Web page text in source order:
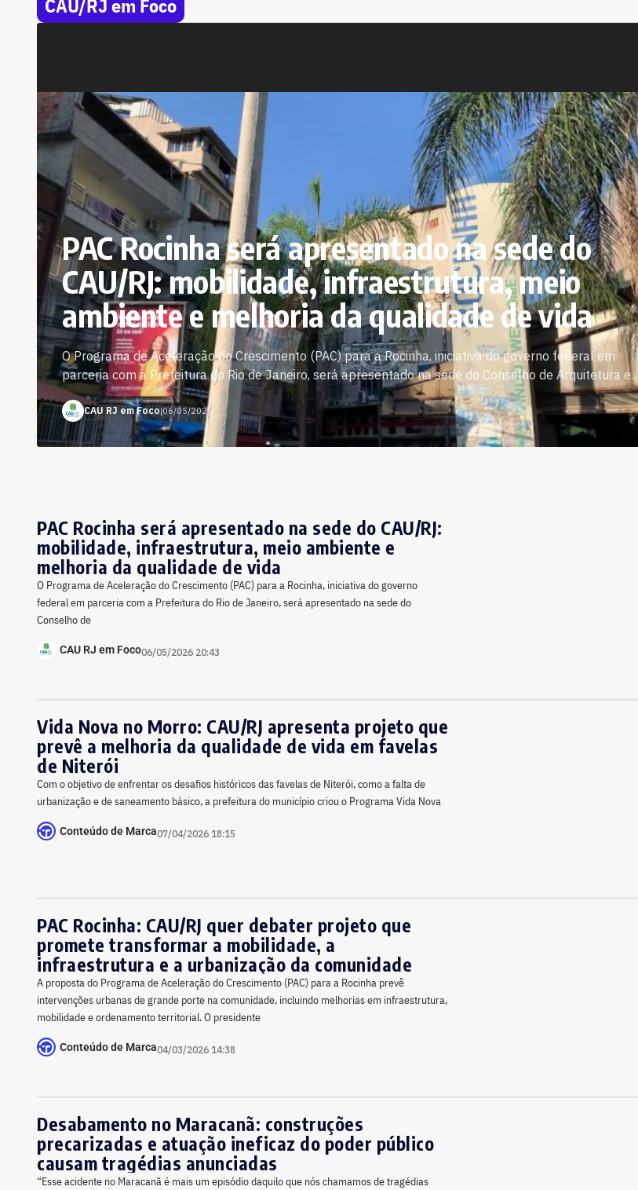
CAU/RJ em Foco
PAC Rocinha será apresentado na sede do
CAU/RJ: mobilidade, infraestrutura, meio
ambiente e melhoria da qualidade de vida
O Programa de Aceleração do Crescimento (PAC) para a Rocinha, iniciativa do governo federal em
parceria com a Prefeitura do Rio de Janeiro, será apresentado na sede do Conselho de Arquitetura e...
CAU RJ em Foco|06/05/2026
PAC Rocinha será apresentado na sede do CAU/RJ:
mobilidade, infraestrutura, meio ambiente e
melhoria da qualidade de vida
O Programa de Aceleração do Crescimento (PAC) para a Rocinha, iniciativa do governo
federal em parceria com a Prefeitura do Rio de Janeiro, será apresentado na sede do
Conselho de
CAU RJ em Foco06/05/2026 20:43
Vida Nova no Morro: CAU/RJ apresenta projeto que
prevê a melhoria da qualidade de vida em favelas
de Niterói
Com o objetivo de enfrentar os desafios históricos das favelas de Niterói, como a falta de
urbanização e de saneamento básico, a prefeitura do município criou o Programa Vida Nova
Conteúdo de Marca07/04/2026 18:15
PAC Rocinha: CAU/RJ quer debater projeto que
promete transformar a mobilidade, a
infraestrutura e a urbanização da comunidade
A proposta do Programa de Aceleração do Crescimento (PAC) para a Rocinha prevê
intervenções urbanas de grande porte na comunidade, incluindo melhorias em infraestrutura,
mobilidade e ordenamento territorial. O presidente
Conteúdo de Marca04/03/2026 14:38
Desabamento no Maracanã: construções
precarizadas e atuação ineficaz do poder público
causam tragédias anunciadas
“Esse acidente no Maracanã é mais um episódio daquilo que nós chamamos de tragédias